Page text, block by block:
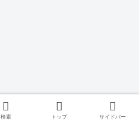
検索 トップ サイドバー